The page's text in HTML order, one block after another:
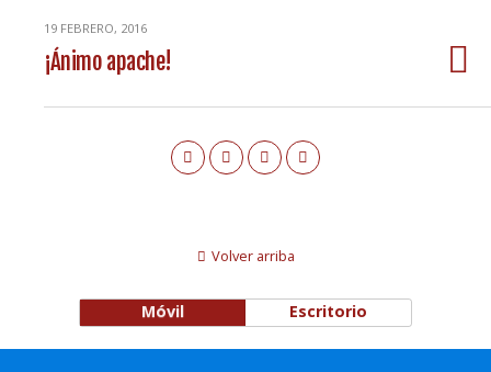
19 FEBRERO, 2016
¡Ánimo apache!
Volver arriba
Móvil Escritorio